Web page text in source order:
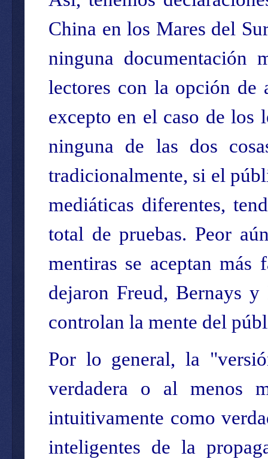
China en los Mares del
ninguna documentación
lectores con la opción de
excepto en el caso de los
ninguna de las dos
tradicionalmente, si el
mediáticas diferentes,
total de pruebas. Peor
mentiras se aceptan más
dejaron Freud, Bernays
controlan la mente del
Por lo general, la
verdadera o al menos
intuitivamente como
inteligentes de la